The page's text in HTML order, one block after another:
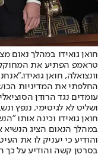
חואן גואידו במהלך נאום
טראמפ הפתיע את
וונצואלה, חואן
החלפתי את המדיניות
עומדים נגד הרודן
ושליט לא לגיטימי, ננפץ
חואן גואידו וכינה אותו
במהלך הנאום הציג
והודיע כי יעניק לו את
בסרטן קשה והודיע על כך